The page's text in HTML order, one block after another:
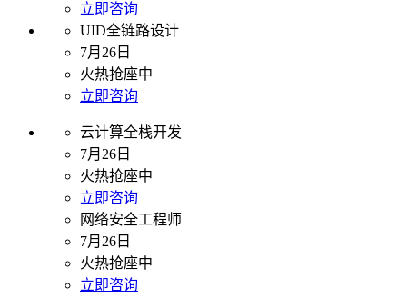
立即咨询
UID全链路设计
7月26日
火热抢座中
立即咨询
云计算全栈开发
7月26日
火热抢座中
立即咨询
网络安全工程师
7月26日
火热抢座中
立即咨询